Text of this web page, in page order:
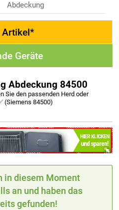
Abdeckung
Geräte
Abdeckung 84500
Sie den passenden Herd oder
(Siemens 84500)
in diesem Moment
an und haben das
gefunden!